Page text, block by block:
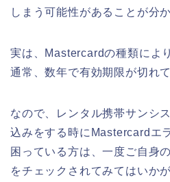
しまう可能性があることが分
実は、Mastercardの種類によ
通常、数年で有効期限が切れ
なので、レンタル携帯サンシ
込みをする時にMastercardエ
困っている方は、一度ご自身
をチェックされてみてはいか